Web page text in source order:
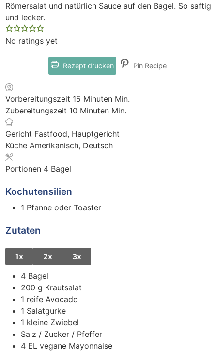
Römersalat und natürlich Sauce auf den Bagel. So saftig
und lecker.
No ratings yet
Rezept drucken Pin Recipe
Vorbereitungszeit 15 Minuten Min.
Zubereitungszeit 10 Minuten Min.
Gericht Fastfood, Hauptgericht
Küche Amerikanisch, Deutsch
Portionen 4 Bagel
Kochutensilien
1 Pfanne oder Toaster
Zutaten
1x 2x
3x
4 Bagel
200 g Krautsalat
1 reife Avocado
1 Salatgurke
1 kleine Zwiebel
Salz / Zucker / Pfeffer
4 EL vegane Mayonnaise